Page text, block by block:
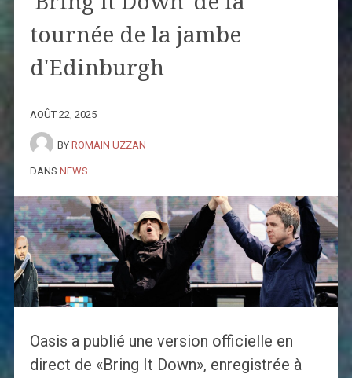
tournée de la jambe
d'Edinburgh
AOÛT 22, 2025
BY ROMAIN UZZAN
DANS NEWS
Oasis a publié une version officielle en
direct de «Bring It Down», enregistrée à